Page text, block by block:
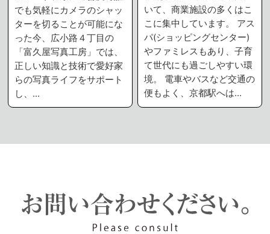
でも気軽にカメラのシャッ
ターを切ることが可能にな
った今、広小路４丁目の
「富久屋写真工房」では、
正しい知識と技術で愛好家
らの写真ライフをサポート
し、…
いて、商業施設の多くはこ
こに集中しています。 アス
パ(ショッピングセンター)
やファミレスもあり、子育
て世代にも過ごしやすい環
境。 電車やバスなど交通の
便もよく、京都駅へは…